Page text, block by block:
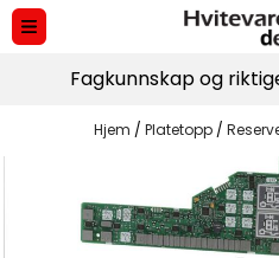
Hopp til innhold
Fagkunnskap og
Hjem / Platetopp /